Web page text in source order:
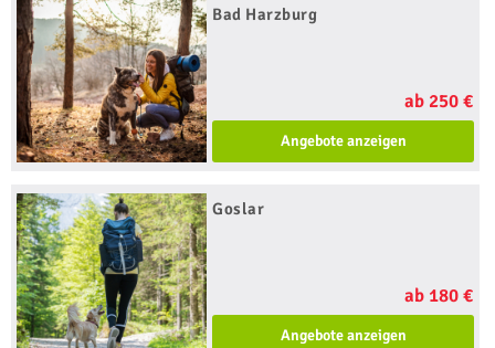
Bad Harzburg
ab 250 €
Angebote anzeigen
Goslar
ab 180 €
Angebote anzeigen